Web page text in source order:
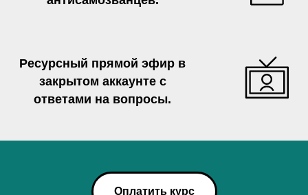
Ресурсный прямой эфир в
закрытом аккаунте с
ответами на вопросы.
Оплатить курс